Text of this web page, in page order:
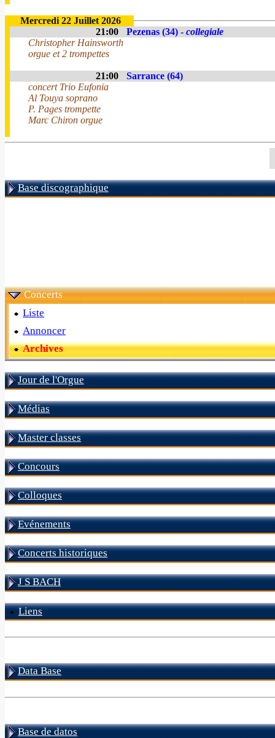
Mercredi 22 Juillet 2026
21:00
Pezenas (34) - collegiale
Christopher Hainsworth
orgue et 2 trompettes
21:00
Sarrance (64)
concert Trio Eufonia
Al Touya soprano
P. Pages trompette
Marc Chiron orgue
Base discographique
Concerts
Liste
Annoncer
Archives
Jour de l'Orgue
Médias
Master classes
Concours
Colloques
Evénements
Concerts historiques
J S BACH
Liens
Data Base
Base de datos